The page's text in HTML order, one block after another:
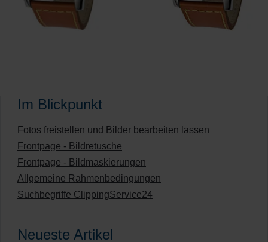
Im Blickpunkt
Fotos freistellen und Bilder bearbeiten lassen
Frontpage - Bildretusche
Frontpage - Bildmaskierungen
Allgemeine Rahmenbedingungen
Suchbegriffe ClippingService24
Neueste Artikel